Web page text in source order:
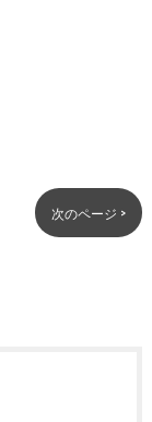
次のページ >